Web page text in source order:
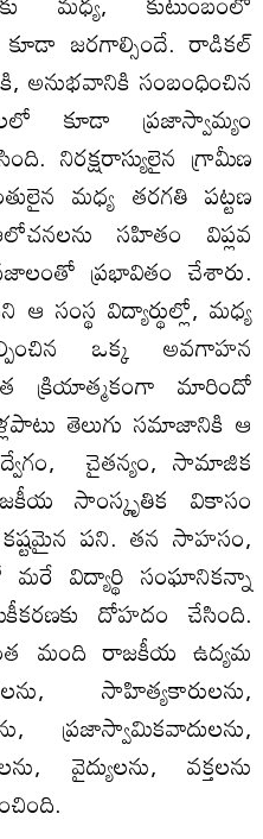
కూడా జరగాల్సిందే. రాడికల్‌
అనుభవానికి సంబంధించిన
కూడా ప్రజాస్వామ్యం
నిరక్షరాస్యులైన గ్రామీణ
మధ్య తరగతి పట్టణ
సహితం విప్లవ
ప్రభావితం చేశారు.
సంస్థ విద్యార్థుల్లో, మధ్య
ఒక్క అవగాహన
క్రియాత్మకంగా మారిందో
తెలుగు సమాజానికి ఆ
చైతన్యం, సామాజిక
సాంస్కృతిక వికాసం
పని. తన సాహసం,
మరే విద్యార్థి సంఘానికన్నా
దోహదం చేసింది.
మంది రాజకీయ ఉద్యమ
సాహిత్యకారులను,
ప్రజాస్వామికవాదులను,
వైద్యులను, వక్తలను